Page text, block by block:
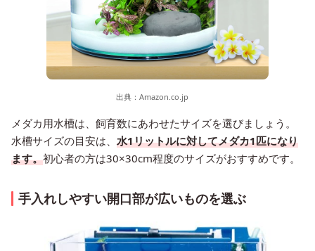
出典： Amazon.co.jp
メダカ用水槽は、飼育数にあわせたサイズを選びましょう。
水槽サイズの目安は、 水1リットルに対してメダカ1匹になり
ます。初心者の方は30×30cm程度のサイズがおすすめです。
手入れしやすい開口部が広いものを選ぶ